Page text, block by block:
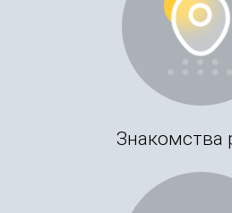
Знакомства